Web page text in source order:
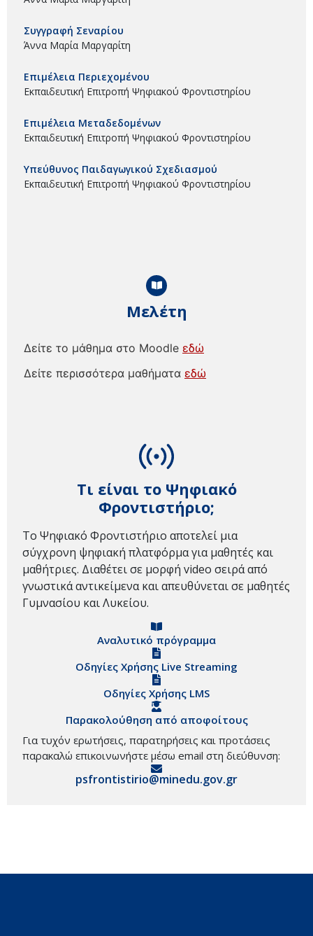
Τι είναι το Ψηφιακό
Φροντιστήριο;
Το Ψηφιακό Φροντιστήριο αποτελεί μια
σύγχρονη ψηφιακή πλατφόρμα για μαθητές και
μαθήτριες. Διαθέτει σε μορφή video σειρά από
γνωστικά αντικείμενα και απευθύνεται σε μαθητές
Γυμνασίου και Λυκείου.
Αναλυτικό πρόγραμμα
Οδηγίες Χρήσης Live Streaming
Οδηγίες Χρήσης LMS
Παρακολούθηση από αποφοίτους
Για τυχόν ερωτήσεις, παρατηρήσεις και προτάσεις
παρακαλώ επικοινωνήστε μέσω email στη διεύθυνση:
psfrontistirio@minedu.gov.gr
Μελέτη
Δείτε το μάθημα στο Moodle εδώ
Δείτε περισσότερα μαθήματα εδώ
Συγγραφή Σεναρίου
Άννα Μαρία Μαργαρίτη
Επιμέλεια Περιεχομένου
Εκπαιδευτική Επιτροπή Ψηφιακού Φροντιστηρίου
Επιμέλεια Μεταδεδομένων
Εκπαιδευτική Επιτροπή Ψηφιακού Φροντιστηρίου
Υπεύθυνος Παιδαγωγικού Σχεδιασμού
Εκπαιδευτική Επιτροπή Ψηφιακού Φροντιστηρίου